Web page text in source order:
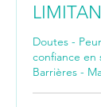
Doutes -
confiance en
Barrières -